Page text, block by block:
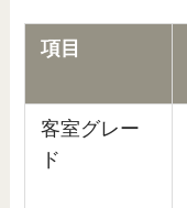
項目
客室グレー
ド